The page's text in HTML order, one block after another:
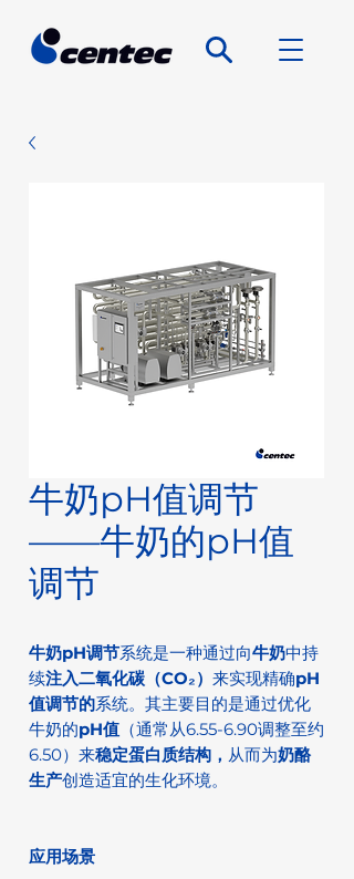
牛奶pH值调节
——牛奶的pH值
调节
牛奶pH调节系统是一种通过向牛奶中持
续注入二氧化碳（CO₂） 来实现精确pH
值调节的系统。其主要目的是通过优化
牛奶的pH值 （通常从6.55-6.90调整至约
6.50）来稳定蛋白质结构， 从而为奶酪
生产创造适宜的生化环境。
应用场景